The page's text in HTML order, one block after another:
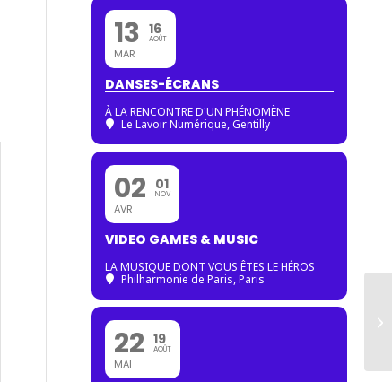
13
MAR
16
AOÛT
DANSES-ÉCRANS
À LA RENCONTRE D'UN PHÉNOMÈNE
Le Lavoir Numérique, Gentilly
02
AVR
01
NOV
VIDEO GAMES & MUSIC
LA MUSIQUE DONT VOUS ÊTES LE HÉROS
Philharmonie de Paris, Paris
22
MAI
19
AOÛT